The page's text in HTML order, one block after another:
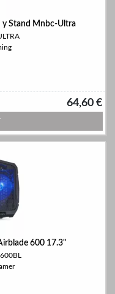
y Stand Mnbc-Ultra
64,60 €
600 17.3"